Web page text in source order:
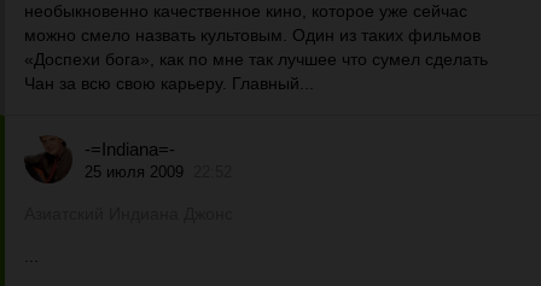
необыкновенно качественное кино, которое уже сейчас
можно смело назвать культовым. Один из таких фильмов
«Доспехи бога», как по мне так лучшее что сумел сделать
Чан за всю свою карьеру. Главный...
-=Indiana=-
25 июля 2009